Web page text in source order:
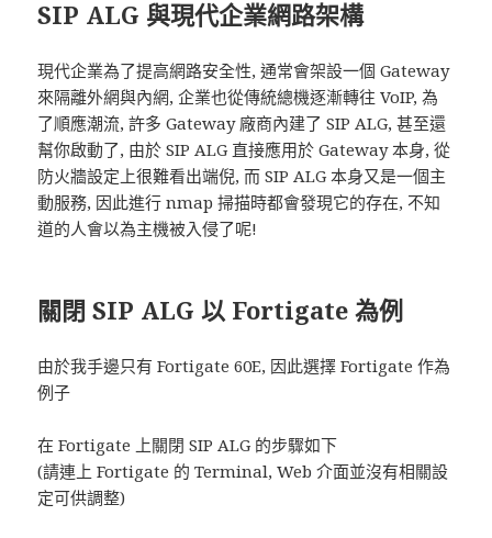
SIP ALG 與現代企業網路架構
現代企業為了提高網路安全性, 通常會架設一個 Gateway
來隔離外網與內網, 企業也從傳統總機逐漸轉往 VoIP, 為
了順應潮流, 許多 Gateway 廠商內建了 SIP ALG, 甚至還
幫你啟動了, 由於 SIP ALG 直接應用於 Gateway 本身, 從
防火牆設定上很難看出端倪, 而 SIP ALG 本身又是一個主
動服務, 因此進行 nmap 掃描時都會發現它的存在, 不知
道的人會以為主機被入侵了呢!
關閉 SIP ALG 以 Fortigate 為例
由於我手邊只有 Fortigate 60E, 因此選擇 Fortigate 作為
例子
在 Fortigate 上關閉 SIP ALG 的步驟如下
(請連上 Fortigate 的 Terminal, Web 介面並沒有相關設
定可供調整)